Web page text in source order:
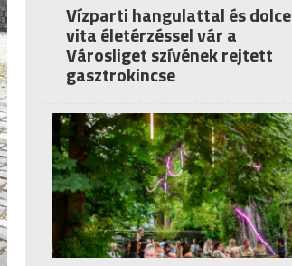
Vízparti hangulattal és dolce
vita életérzéssel vár a
Városliget szívének rejtett
gasztrokincse